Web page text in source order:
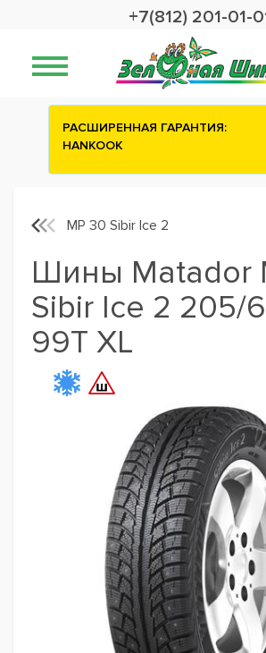
+7(812) 201-01-
Сashback 2500
MP 30 Sibir Ice 2
Шины Matador
Sibir Ice 2 205/
99T XL